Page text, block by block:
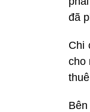
đã
Chi
cho